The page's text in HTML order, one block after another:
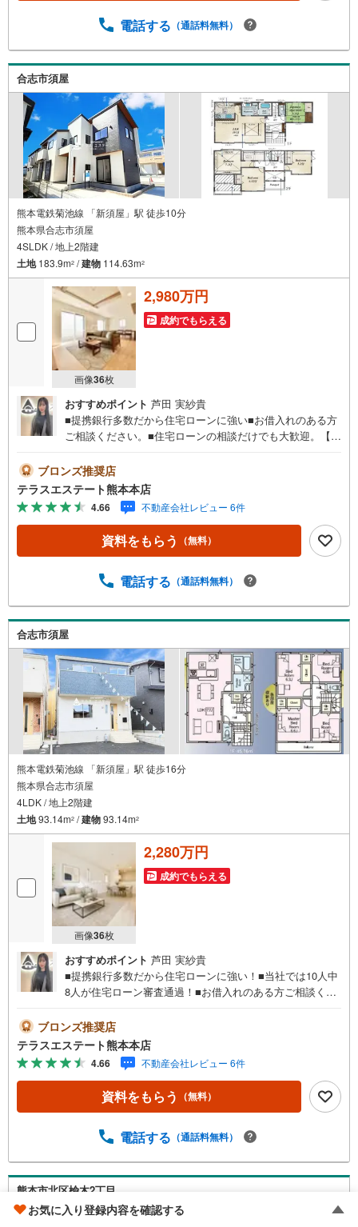
↓↓↓↓ テラスエステートなら… ・頭金ゼロ・ボーナス払
電話する （通話料無料）
合志市須屋
熊本電鉄菊池線 「新須屋」駅 徒歩10分
熊本県合志市須屋
4SLDK / 地上2階建
土地183.9m2 /建物 114.63m2
画像36枚
2,980万円
成約でもらえる
おすすめポイント 芦田 実紗貴
■提携銀行多数だから住宅ローンに強い■お借入れのある方
ご相談ください。■住宅ローンの相談だけでも大歓迎。【お
で徒歩約4分■長期優良住宅■LDK19帖 平日・土日祝いつで
もご案内可能。 『今すぐ見たい』にもできるだけ対応いた
します（＾＾） 短時間でのご見学も大歓迎。 お仕事帰りの
ご見学も可能。ご希望の日時や時間お気軽にお申し付けく
ださい。 ●住宅ローンの相談大歓迎（無料）『支払いがで
きるか不安…』『頭金が用意できるかわからない…』『車
トなら… ・頭金ゼロ・ボーナス払い無しOK！・提携銀行
ブロンズ推奨店
テラスエステート熊本本店
4.66 不動産会社レビュー 6件
資料をもらう （無料）
電話する （通話料無料）
合志市須屋
熊本電鉄菊池線 「新須屋」駅 徒歩16分
熊本県合志市須屋
4LDK / 地上2階建
土地93.14m2 /建物93.14m2
画像36枚
2,280万円
成約でもらえる
おすすめポイント 芦田 実紗貴
■提携銀行多数だから住宅ローンに強い！■当社では10人中
8人が住宅ローン審査通過！■お借入れのある方ご相談くだ
イント】■西合志南小・西合志南中エリア■須屋駅徒歩約7
分。■駐車並列3台可能。■最も高い耐震等級取得。 平日・
土日祝いつでもご案内可能。 『今すぐ見たい』にもできる
だけ対応いたします（＾＾） 短時間でのご見学も大歓迎。
お仕事帰りのご見学も可能。ご希望の日時や時間お気軽に
お申し付けください。 ●住宅ローンの相談大歓迎（無料）
ない…』『車の借り入れがある…』↓↓↓↓↓↓↓↓↓↓↓↓ テ
K！・提携銀行多数だから住宅ローンに強い！・お借入れ
のある方や過去にローン審査がダメだった方もご相談可
します。
ブロンズ推奨店
テラスエステート熊本本店
4.66 不動産会社レビュー 6件
資料をもらう （無料）
電話する （通話料無料）
熊本市北区楡木2丁目
お気に入り登録内容を確認する